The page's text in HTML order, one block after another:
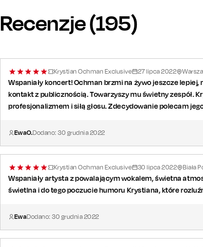
Recenzje (195)
Krystian Ochman Exclusive 27 lipca 2022
Wspaniały koncert! Ochman brzmi na żywo jeszcze
kontakt z publicznością. Towarzyszy mu świetny zespół.
profesjonalizmem i siłą głosu. Zdecydowanie polecam
EwaO.Dodano:30 grudnia 2022
Krystian Ochman Exclusive 30 lipca 2022 Biała
Wspaniały artysta z powalającym wokalem, świetna
świetlna i do tego poczucie humoru Krystiana, które
EwaDodano:30 grudnia 2022